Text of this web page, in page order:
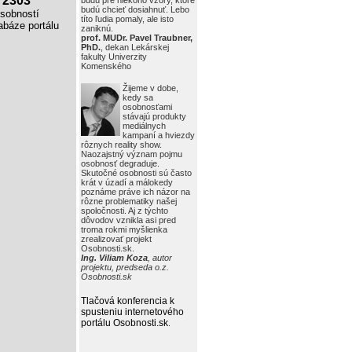
budú chcieť dosiahnuť. Lebo
títo ľudia pomaly, ale isto
zaniknú.
prof. MUDr. Pavel Traubner,
PhD. , dekan Lekárskej
fakulty Univerzity
Komenského
Žijeme v dobe,
kedy sa
osobnosťami
stávajú produkty
mediálnych
kampaní a hviezdy
rôznych reality show.
Naozajstný význam pojmu
osobnosť degraduje.
Skutočné osobnosti sú často
krát v úzadí a málokedy
poznáme práve ich názor na
rôzne problematiky našej
spoločnosti. Aj z týchto
dôvodov vznikla asi pred
troma rokmi myšlienka
zrealizovať projekt
Osobnosti.sk.
Ing. Viliam Koza , autor
projektu, predseda o.z.
Osobnosti.sk
Tlačová konferencia k
spusteniu internetového
portálu Osobnosti.sk
portálu